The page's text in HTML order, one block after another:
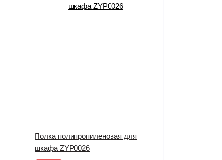
Полка полипропиленовая для
шкафа ZYP0026